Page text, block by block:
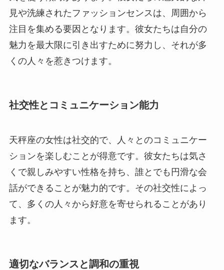
見や洗練されたファッションセンスは、周囲から
注目を集める要因となります。彼女たちは自分の
魅力を最大限に引き出すために努力し、それが多
くの人々を惹きつけます。
社交性とコミュニケーション能力
天秤座の女性は社交的で、人々とのコミュニケー
ションを楽しむことが得意です。彼女たちは気さ
くで親しみやすい性格を持ち、誰とでも円滑な会
話ができることが魅力的です。その社交性によっ
て、多くの人々から好意を寄せられることがあり
ます。
適切なバランスと調和の重視